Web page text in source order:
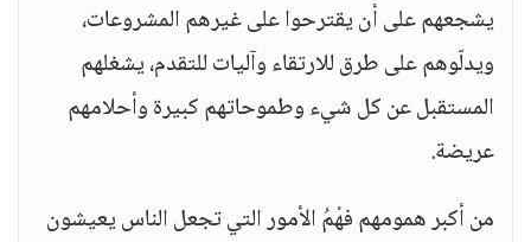
يشجعهم على أن يقترحوا على غيرهم المشروعات،
ويدلّوهم على طرق للارتقاء وآليات للتقدم، يشغلهم
المستقبل عن كل شيء وطموحاتهم كبيرة وأحلامهم
عريضة.
من أكبر همومهم فهْمُ الأمور التي تجعل الناس يعيشون